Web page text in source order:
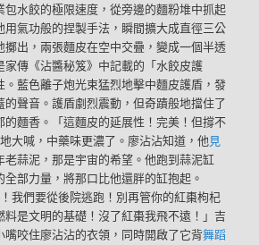
包水餃的極限速度，從旁邊的麵粉堆中抓起
用氣功般的捏製手法，瞬間擴大成直徑三公
擲出，兩張麵皮在空中交疊，變成一個半透
家傳《沾醬秘笈》中記載的「水餃皮護
。藍色離子炮光束猛烈地擊中麵皮護盾，發
的聲音。護盾劇烈震動，但奇蹟般地擋住了
麵香。「這麵皮的延展性！完美！但撐不
大喊，中藥味更濃了。廖沾沾知道，他見
老蒜泥，那是宇宙的希望。他跑到蒜泥缸
部力量，將那口比他還胖的缸抱起。
！我們要從後院逃跑！別再管你的紅棗枸杞
是文明的基礎！沒了紅棗我飛不遠！」吉
咬住廖沾沾的衣領，同時開啟了它背舞蹈